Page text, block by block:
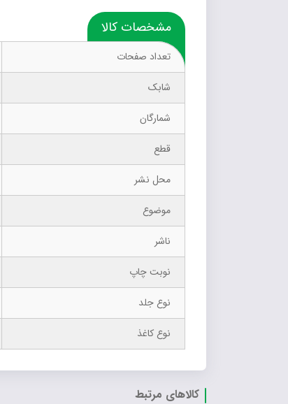
مشخصات کالا
تعداد صفحات
شابک
شمارگان
قطع
محل نشر
موضوع
ناشر
نوبت چاپ
نوع جلد
نوع کاغذ
کالاهای مرتبط